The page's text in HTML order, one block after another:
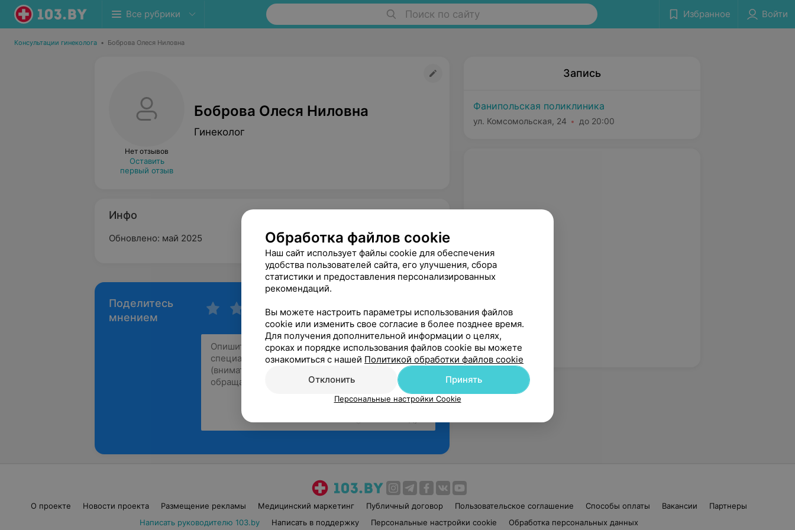
Все рубрики Поиск по сайту Избранное Войти
Консультации гинеколога • Боброва Олеся Ниловна
Нет отзывов
Оставить
первый отзыв
Боброва Олеся Ниловна
Гинеколог
Инфо
Обновлено: май 2025
Поделитесь
мнением
Запись
Фанипольская поликлиника
ул. Комсомольская, 24 до 20:00
О проекте Новости проекта Размещение рекламы Медицинский маркетинг Публичный договор Пользовательское соглашение Способы оплаты Вакансии
Партнеры
Написать руководителю 103.by
Написать в поддержку Персональные настройки cookie Обработка персональных данных
Обработка файлов cookie
Наш сайт использует файлы cookie для обеспечения
удобства пользователей сайта, его улучшения, сбора
статистики и предоставления персонализированных
рекомендаций.
Вы можете настроить параметры использования файлов
cookie или изменить свое согласие в более позднее время.
Для получения дополнительной информации о целях,
сроках и порядке использования файлов cookie вы можете
ознакомиться с нашей Политикой обработки файлов cookie
Отклонить
Принять
Персональные настройки Cookie